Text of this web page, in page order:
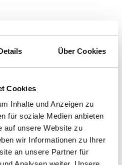
Über Cookies
Cookies
Inhalte und Anzeigen zu
für soziale Medien anbieten
auf unsere Website zu
wir Informationen zu Ihrer
an unsere Partner für